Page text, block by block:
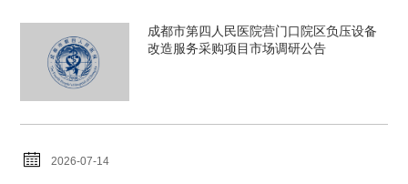
成都市第四人民医院营门口院区负压设备
改造服务采购项目市场调研公告
2026-07-14